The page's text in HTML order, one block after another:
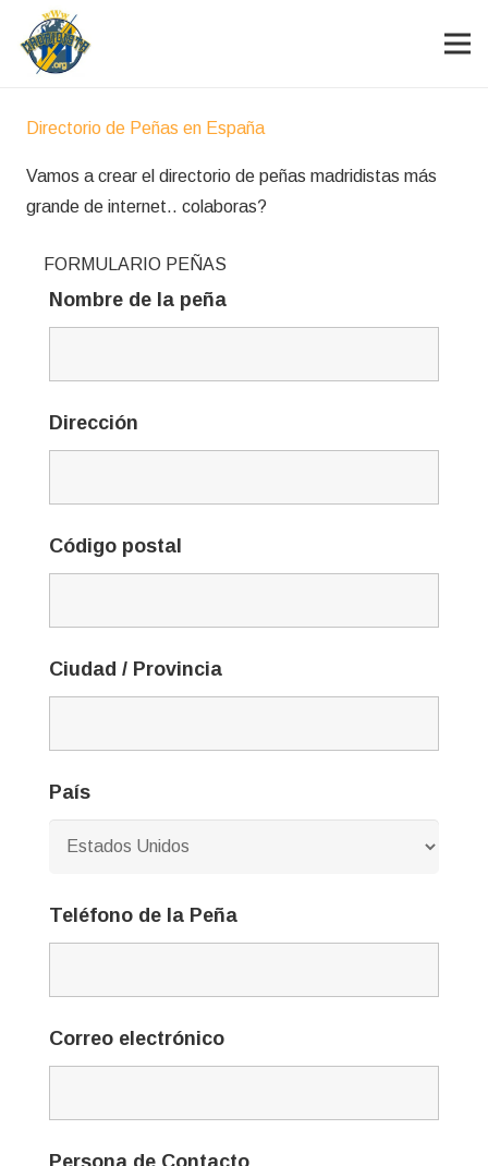
Directorio de Peñas en España
Vamos a crear el directorio de peñas madridistas más
grande de internet.. colaboras?
FORMULARIO PEÑAS
Nombre de la peña
Dirección
Código postal
Ciudad / Provincia
País
Teléfono de la Peña
Correo electrónico
Persona de Contacto